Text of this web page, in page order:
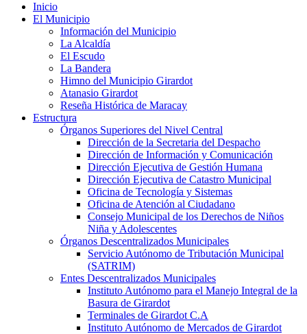
Inicio
El Municipio
Información del Municipio
La Alcaldía
El Escudo
La Bandera
Himno del Municipio Girardot
Atanasio Girardot
Reseña Histórica de Maracay
Estructura
Órganos Superiores del Nivel Central
Dirección de la Secretaria del Despacho
Dirección de Información y Comunicación
Dirección Ejecutiva de Gestión Humana
Dirección Ejecutiva de Catastro Municipal
Oficina de Tecnología y Sistemas
Oficina de Atención al Ciudadano
Consejo Municipal de los Derechos de Niños
Niña y Adolescentes
Órganos Descentralizados Municipales
Servicio Autónomo de Tributación Municipal
(SATRIM)
Entes Descentralizados Municipales
Instituto Autónomo para el Manejo Integral de la
Basura de Girardot
Terminales de Girardot C.A
Instituto Autónomo de Mercados de Girardot